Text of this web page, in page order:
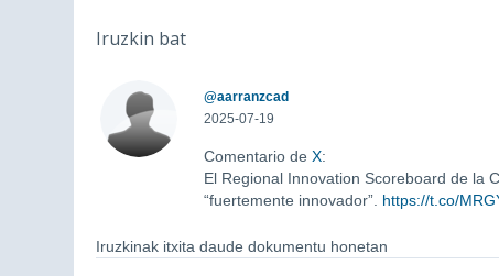
Iruzkin bat
@aarranzcad
2025-07-19
Comentario deX:
El Regional Innovation Scoreboard de la
“fuertemente innovador”. https://t.co/
Iruzkinak itxita daude dokumentu honetan